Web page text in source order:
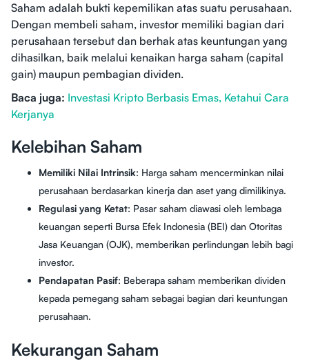
Saham adalah bukti kepemilikan atas suatu perusahaan.
Dengan membeli saham, investor memiliki bagian dari
perusahaan tersebut dan berhak atas keuntungan yang
dihasilkan, baik melalui kenaikan harga saham (capital
gain) maupun pembagian dividen.
Baca juga: Investasi Kripto Berbasis Emas, Ketahui Cara
Kerjanya
Kelebihan Saham
Memiliki Nilai Intrinsik: Harga saham mencerminkan nilai
perusahaan berdasarkan kinerja dan aset yang dimilikinya.
Regulasi yang Ketat: Pasar saham diawasi oleh lembaga
keuangan seperti Bursa Efek Indonesia (BEI) dan Otoritas
Jasa Keuangan (OJK), memberikan perlindungan lebih bagi
investor.
Pendapatan Pasif: Beberapa saham memberikan dividen
kepada pemegang saham sebagai bagian dari keuntungan
perusahaan.
Kekurangan Saham